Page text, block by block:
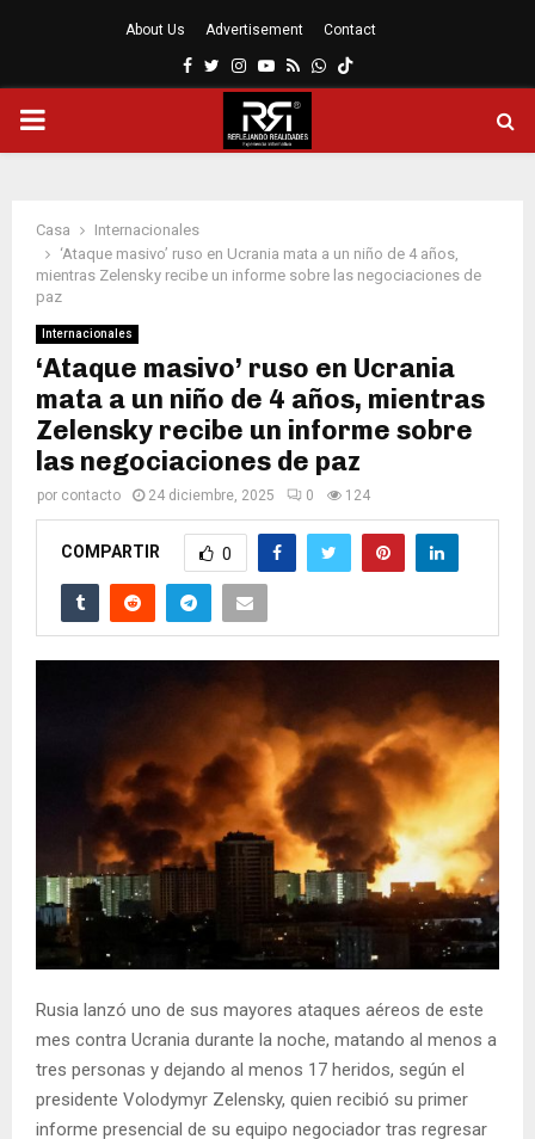
About Us Advertisement Contact
Facebook
Twitter
Instagram
Youtube
RssWhatsapp
MENÚ
Casa
Internacionales
‘Ataque masivo’ ruso en Ucrania mata a un niño de 4 años,
mientras Zelensky recibe un informe sobre las negociaciones de
paz
Internacionales
‘Ataque masivo’ ruso en Ucrania
mata a un niño de 4 años, mientras
Zelensky recibe un informe sobre
las negociaciones de paz
por contacto 24 diciembre, 2025 0 124
COMPARTIR 0
Rusia lanzó uno de sus mayores ataques aéreos de este
mes contra Ucrania durante la noche, matando al menos a
tres personas y dejando al menos 17 heridos, según el
presidente Volodymyr Zelensky, quien recibió su primer
informe presencial de su equipo negociador tras regresar